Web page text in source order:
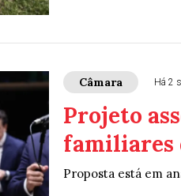
Câmara Há 2
Projeto
familiares
Proposta está em